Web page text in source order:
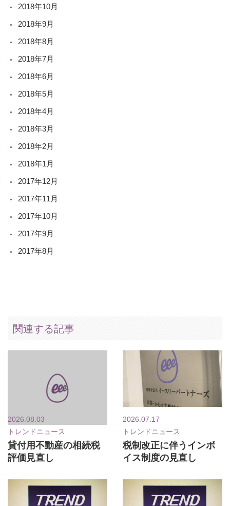
2018年10月
2018年9月
2018年8月
2018年7月
2018年6月
2018年5月
2018年4月
2018年3月
2018年2月
2018年1月
2017年12月
2017年11月
2017年10月
2017年9月
2017年8月
関連する記事
2026.08.03
トレンドニュース
貸付用不動産の相続税
評価見直し
2026.07.17
トレンドニュース
税制改正に伴うインボ
イス制度の見直し